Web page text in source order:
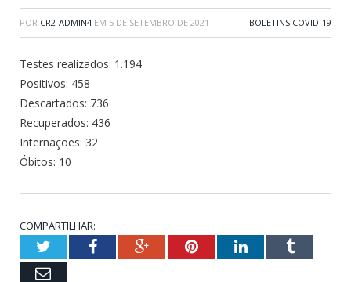
POR CR2-ADMIN4 EM 5 DE SETEMBRO DE 2021 BOLETINS COVID-19
Testes realizados: 1.194
Positivos: 458
Descartados: 736
Recuperados: 436
Internações: 32
Óbitos: 10
COMPARTILHAR:
TwitterFacebookGoogle+PinterestLinkedInTumblr
Email